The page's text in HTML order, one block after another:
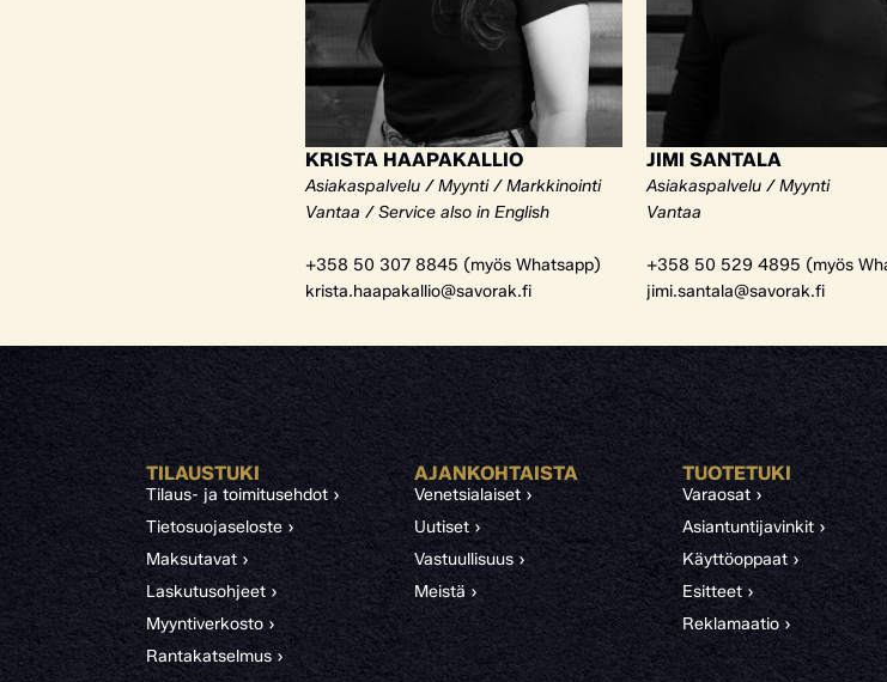
KRISTA HAAPAKALLIO
Asiakaspalvelu / Myynti / Markkinointi
Vantaa / Service also in English
+358 50 307 8845 (myös Whatsapp)
krista.haapakallio@savorak.fi
JIMI SANTALA
Asiakaspalvelu / Myynti
Vantaa
+358 50 529 4895 (myös
jimi.santala@savorak.fi
TILAUSTUKI
Tilaus- ja toimitusehdot ›
Tietosuojaseloste ›
Maksutavat ›
Laskutusohjeet ›
Myyntiverkosto ›
Rantakatselmus ›
AJANKOHTAISTA
Venetsialaiset ›
Uutiset ›
Vastuullisuus ›
Meistä ›
TUOTETUKI
Varaosat ›
Asiantuntijavinkit ›
Käyttöoppaat ›
Esitteet ›
Reklamaatio ›